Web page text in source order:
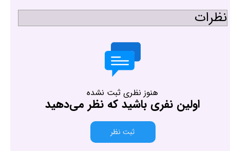
نظرات
هنوز نظری ثبت نشده
اولین نفری باشید که نظر می‌دهید
ثبت نظر